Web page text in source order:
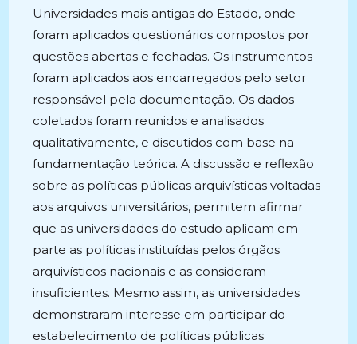
Universidades mais antigas do Estado, onde
foram aplicados questionários compostos por
questões abertas e fechadas. Os instrumentos
foram aplicados aos encarregados pelo setor
responsável pela documentação. Os dados
coletados foram reunidos e analisados
qualitativamente, e discutidos com base na
fundamentação teórica. A discussão e reflexão
sobre as políticas públicas arquivísticas voltadas
aos arquivos universitários, permitem afirmar
que as universidades do estudo aplicam em
parte as políticas instituídas pelos órgãos
arquivísticos nacionais e as consideram
insuficientes. Mesmo assim, as universidades
demonstraram interesse em participar do
estabelecimento de políticas públicas